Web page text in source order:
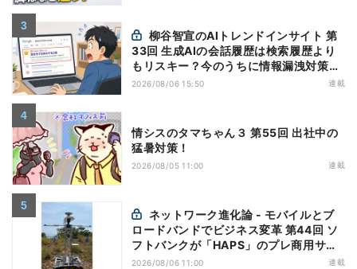
33回 生成AIの会話履歴は検索履歴より
もリスキー？今のうちに情報漏洩対策を
万全にしておこう
2026/08/06 15:50 連載
情シスのタマちゃん３ 第55回 出社中の
猛暑対策！
2026/08/05 11:00 連載
ロードバンドでビジネス変革 第44回 ソ
フトバンクが「HAPS」のプレ商用サー
ビス開始を表明、本格的な商用展開のめ
2026/08/06 11:00 連載